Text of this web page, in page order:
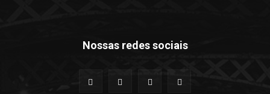
Nossas redes sociais